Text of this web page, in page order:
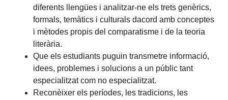
diferents llengües i analitzar-ne els trets genèrics,
formals, temàtics i culturals dacord amb conceptes
i mètodes propis del comparatisme i de la teoria
literària.
Que els estudiants puguin transmetre informació,
idees, problemes i solucions a un públic tant
especialitzat com no especialitzat.
Reconèixer els períodes, les tradicions, les